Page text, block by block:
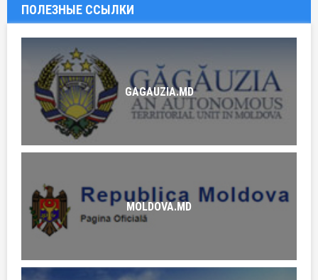
ПОЛЕЗНЫЕ ССЫЛКИ
GAGAUZIA.MD
MOLDOVA.MD